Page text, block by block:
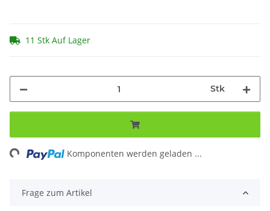
11 Stk Auf Lager
Stk
Komponenten werden geladen ...
Frage zum Artikel